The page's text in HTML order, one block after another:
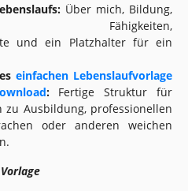
Über mich, Bildung,
Fähigkeiten,
und ein Platzhalter für ein
einfachen Lebenslaufvorlage
:Fertige Struktur für
Ausbildung, professionellen
oder anderen weichen